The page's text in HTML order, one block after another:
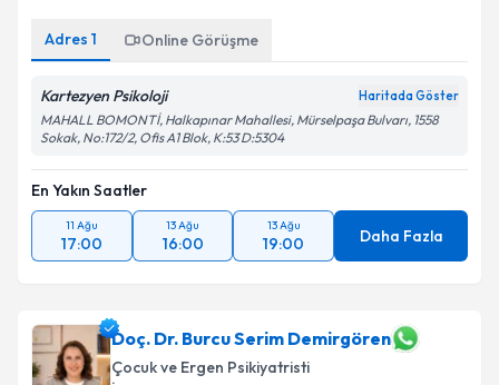
Adres 1 Online Görüşme
Kartezyen Psikoloji Haritada Göster
MAHALL BOMONTİ, Halkapınar Mahallesi, Mürselpaşa Bulvarı, 1558
Sokak, No:172/2, Ofis A1 Blok, K:53 D:5304
En Yakın Saatler
11 Ağu
17:00
13 Ağu
16:00
13 Ağu
19:00 Daha Fazla
Doç. Dr. Burcu Serim Demirgören
Çocuk ve Ergen Psikiyatristi